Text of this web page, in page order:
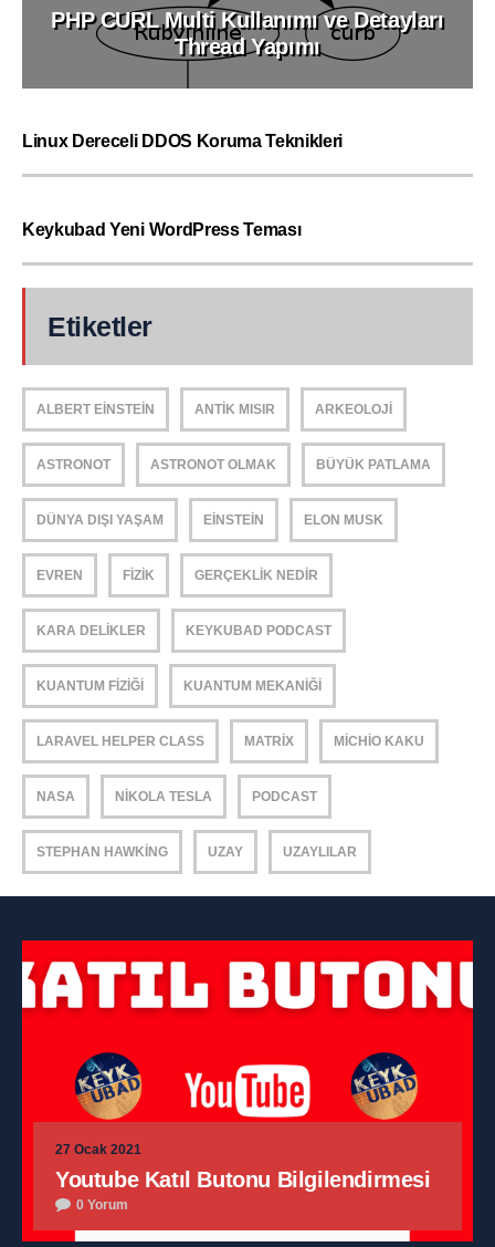
PHP CURL Multi Kullanımı ve Detayları
Thread Yapımı
Linux Dereceli DDOS Koruma Teknikleri
Keykubad Yeni WordPress Teması
Etiketler
ALBERT EINSTEIN ANTIK MISIR ARKEOLOJI
ASTRONOT ASTRONOT OLMAK BÜYÜK PATLAMA
DÜNYA DIŞI YAŞAM EINSTEIN ELON MUSK
EVREN FIZIK GERÇEKLIK NEDIR
KARA DELIKLER KEYKUBAD PODCAST
KUANTUM FIZIĞI KUANTUM MEKANIĞI
LARAVEL HELPER CLASS MATRIX MICHIO KAKU
NASA NIKOLA TESLA PODCAST
STEPHAN HAWKING UZAY UZAYLILAR
27 Ocak 2021
Youtube Katıl Butonu Bilgilendirmesi
0 Yorum